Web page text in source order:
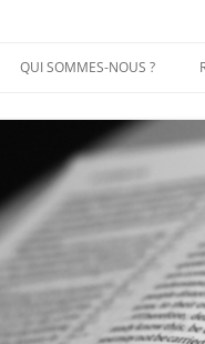
QUI SOMMES-NOUS ?
MEMBRES DU PERSONNEL
OBJECTIFS ET ACTIVITÉS